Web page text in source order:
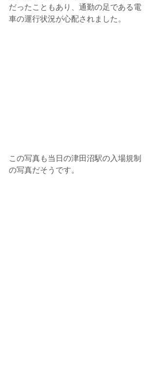
だったこともあり、通勤の足である電
車の運行状況が心配されました。
この写真も当日の津田沼駅の入場規制
の写真だそうです。